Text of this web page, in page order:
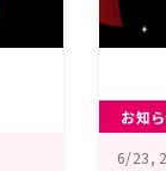
お知
6/23,